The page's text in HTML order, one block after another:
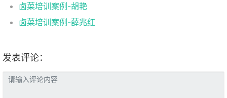
卤菜培训案例-胡艳
卤菜培训案例-薛兆红
发表评论：